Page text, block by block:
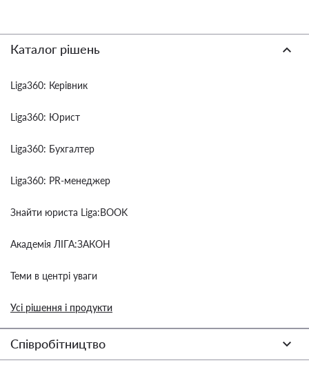
Каталог рішень
Liga360: Керівник
Liga360: Юрист
Liga360: Бухгалтер
Liga360: PR-менеджер
Знайти юриста Liga:BOOK
Академія ЛІГА:ЗАКОН
Теми в центрі уваги
Усі рішення і продукти
Співробітництво